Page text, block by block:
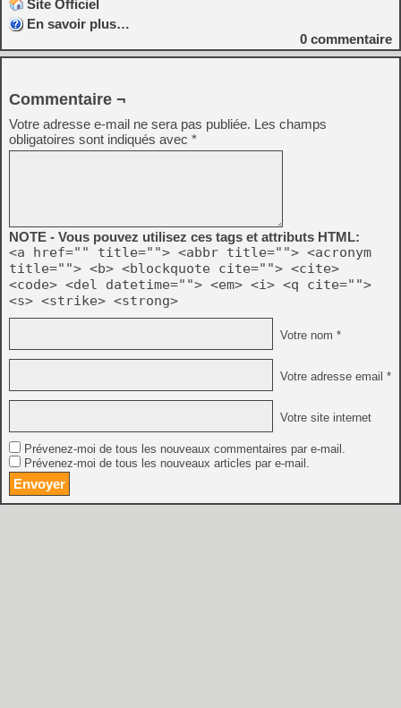
Site Officiel
En savoir plus…
0 commentaire
Commentaire ¬
Votre adresse e-mail ne sera pas publiée. Les champs
obligatoires sont indiqués avec *
NOTE - Vous pouvez utilisez ces tags et attributs HTML:
<a href="" title=""> <abbr title=""> <acronym
title=""> <b> <blockquote cite=""> <cite>
<code> <del datetime=""> <em> <i> <q cite="">
<s> <strike> <strong>
Votre nom *
Votre adresse email *
Votre site internet
Prévenez-moi de tous les nouveaux commentaires par e-mail.
Prévenez-moi de tous les nouveaux articles par e-mail.